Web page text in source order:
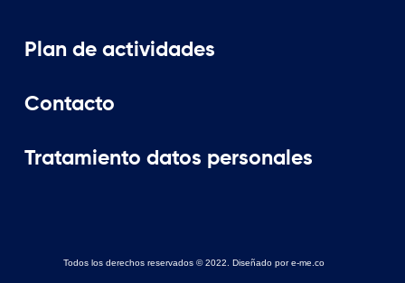
Plan de actividades
Contacto
Tratamiento datos personales
Todos los derechos reservados © 2022. Diseñado por e-me.co